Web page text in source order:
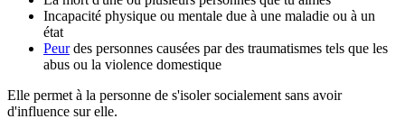
Incapacité physique ou mentale due à une maladie ou à un
état
Peurdes personnes causées par des traumatismes tels que les
abus ou la violence domestique
Elle permet à la personne de s'isoler socialement sans avoir
d'influence sur elle.